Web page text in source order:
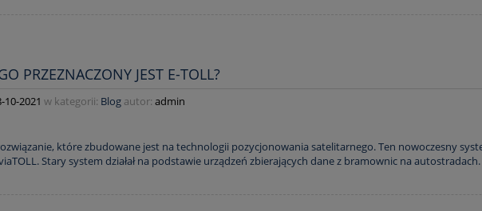
PRZEZNACZONY JEST E-TOLL?
10-2021 w kategorii: Blog autor: admin
które zbudowane jest na technologii pozycjonowania satelitarnego. Ten nowoczesny
Stary system działał na podstawie urządzeń zbierających dane z bramownic na autostradach.